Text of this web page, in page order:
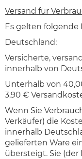
Versand für
Es gelten
Deutschland:
Versicherte,
innerhalb von
Unterhalb von
3,90 €
Wenn Sie
Verkäufer) die
innerhalb
gelieferten Ware
übersteigt. Sie (der